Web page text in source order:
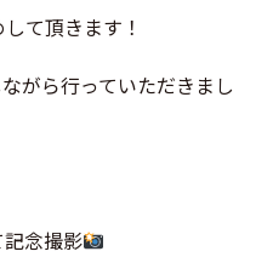
て頂きます！
がら行っていただきまし
念撮影